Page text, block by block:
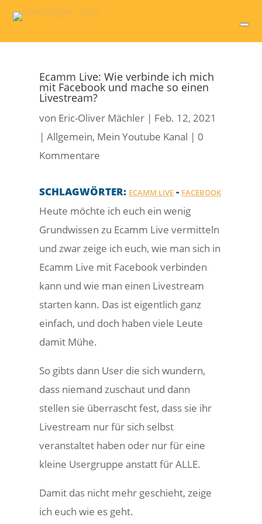
Ecamm Live: Wie verbinde ich mich
mit Facebook und mache so einen
Livestream?
von Eric-Oliver Mächler | Feb. 12, 2021
|Allgemein, Mein Youtube Kanal | 0
Kommentare
SCHLAGWÖRTER: ECAMM LIVE - FACEBOOK
Heute möchte ich euch ein wenig
Grundwissen zu Ecamm Live vermitteln
und zwar zeige ich euch, wie man sich in
Ecamm Live mit Facebook verbinden
kann und wie man einen Livestream
starten kann. Das ist eigentlich ganz
einfach, und doch haben viele Leute
damit Mühe.
So gibts dann User die sich wundern,
dass niemand zuschaut und dann
stellen sie überrascht fest, dass sie ihr
Livestream nur für sich selbst
veranstaltet haben oder nur für eine
kleine Usergruppe anstatt für ALLE.
Damit das nicht mehr geschieht, zeige
ich euch wie es geht.